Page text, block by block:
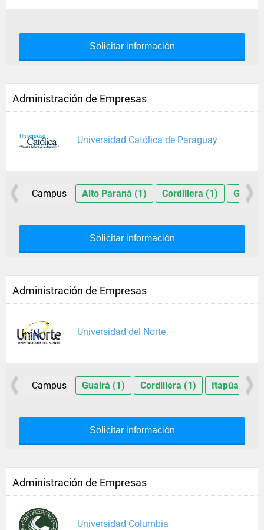
Solicitar información
Administración de Empresas
Universidad Católica de Paraguay
Campus Alto Paraná (1) Cordillera (1)
Solicitar información
Administración de Empresas
Universidad del Norte
Campus Guairá (1) Cordillera (1) Itapúa (1)
Solicitar información
Administración de Empresas
Universidad Columbia